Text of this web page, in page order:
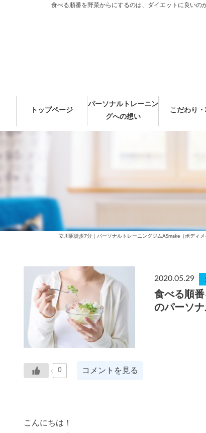
食べる順番を野菜からにするのは、ダイエットに良いの
トップページ
パーソナルトレーニン
グへの想い
こだわり
立川駅徒歩7分｜パーソナルトレーニングジムASmake（ボディメ
2020.05.29
食べる順
のパーソナ
0 コメントを見る
こんにちは！